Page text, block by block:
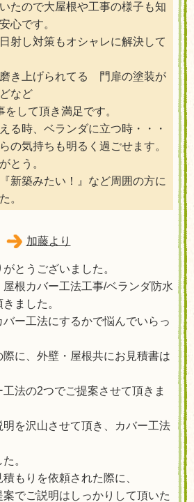
たので大屋根や工事の様子も知
心です。
射し対策もオシャレに解決して
き上げられてる 門扉の塗装が
など
をして頂き満足です。
る時、ベランダに立つ時・・・
の気持ちも明るく過ごせます。
とう。
新築みたい！』など周囲の方に
。
加藤より
とうございました。
根カバー工法工事/ベランダ防水
ました。
ー工法にするかで悩んでいらっ
に、外壁・屋根共にお見積書は
法の2つでご提案させて頂きま
を沢山させて頂き、カバー工法
。
もりを依頼された際に、
案でご説明はしっかりして頂いた